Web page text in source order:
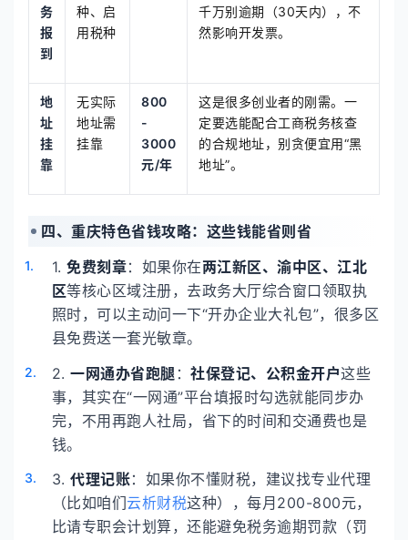
务
报
到
种、启
用税种
千万别逾期（30天内），不
然影响开发票。
地
址
挂
靠
无实际
地址需
挂靠
800
-
3000
元/年
这是很多创业者的刚需。一
定要选能配合工商税务核查
的合规地址，别贪便宜用“黑
地址”。
四、重庆特色省钱攻略：这些钱能省则省
1.免费刻章：如果你在两江新区、渝中区、江北
区等核心区域注册，去政务大厅综合窗口领取执
照时，可以主动问一下“开办企业大礼包”，很多区
县免费送一套光敏章。
2.一网通办省跑腿 ：社保登记、公积金开户这些
事，其实在“一网通”平台填报时勾选就能同步办
完，不用再跑人社局，省下的时间和交通费也是
钱。
3.代理记账：如果你不懂财税，建议找专业代理
（比如咱们云析财税这种），每月200-800元，
比请专职会计划算，还能避免税务逾期罚款（罚